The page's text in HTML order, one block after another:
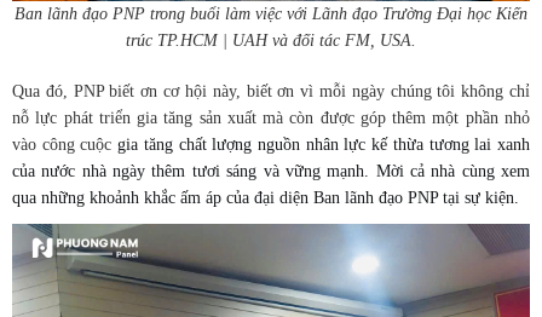
Ban lãnh đạo PNP trong buổi làm việc với Lãnh đạo Trường Đại học Kiến
trúc TP.HCM | UAH và đối tác FM, USA.
Qua đó, PNP biết ơn cơ hội này, biết ơn vì mỗi ngày chúng tôi không chỉ
nỗ lực phát triển gia tăng sản xuất mà còn được góp thêm một phần nhỏ
vào công cuộcgia tăng chất lượng nguồn nhân lực kế thừa tương lai xanh
của nước nhàngày thêm tươisáng và vững mạnh. Mời cả nhà cùng xem
qua những khoảnh khắc ấm áp của đại diện Ban lãnh đạo PNP tại sự kiện.